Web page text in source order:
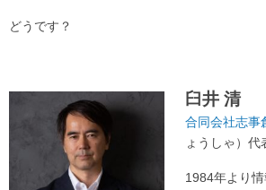
どうです？
臼井 清
合同会社志事
ょうしゃ）代
1984年より